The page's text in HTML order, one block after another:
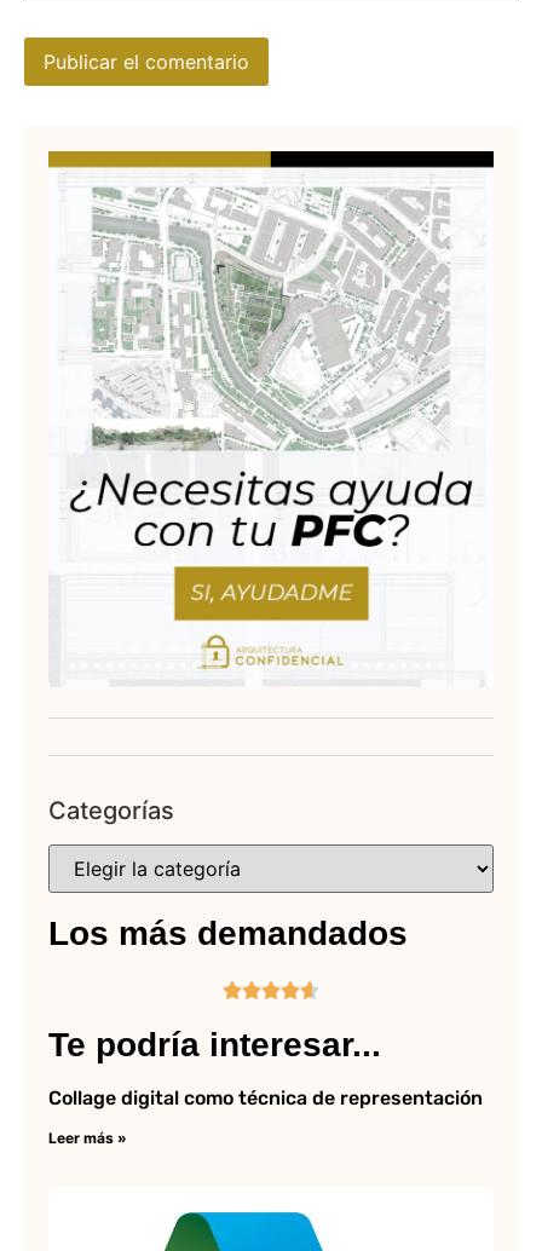
Categorías
Los más demandados

Te podría interesar...
Collage digital como técnica de representación
Leer más »